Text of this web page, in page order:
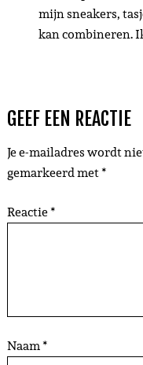
mijn sneakers,
kan combineren.
GEEF EEN REACTIE
Je e-mailadres wordt
gemarkeerd met*
Reactie*
Naam*